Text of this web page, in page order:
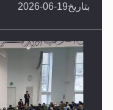
بتاريخ19-06-2026